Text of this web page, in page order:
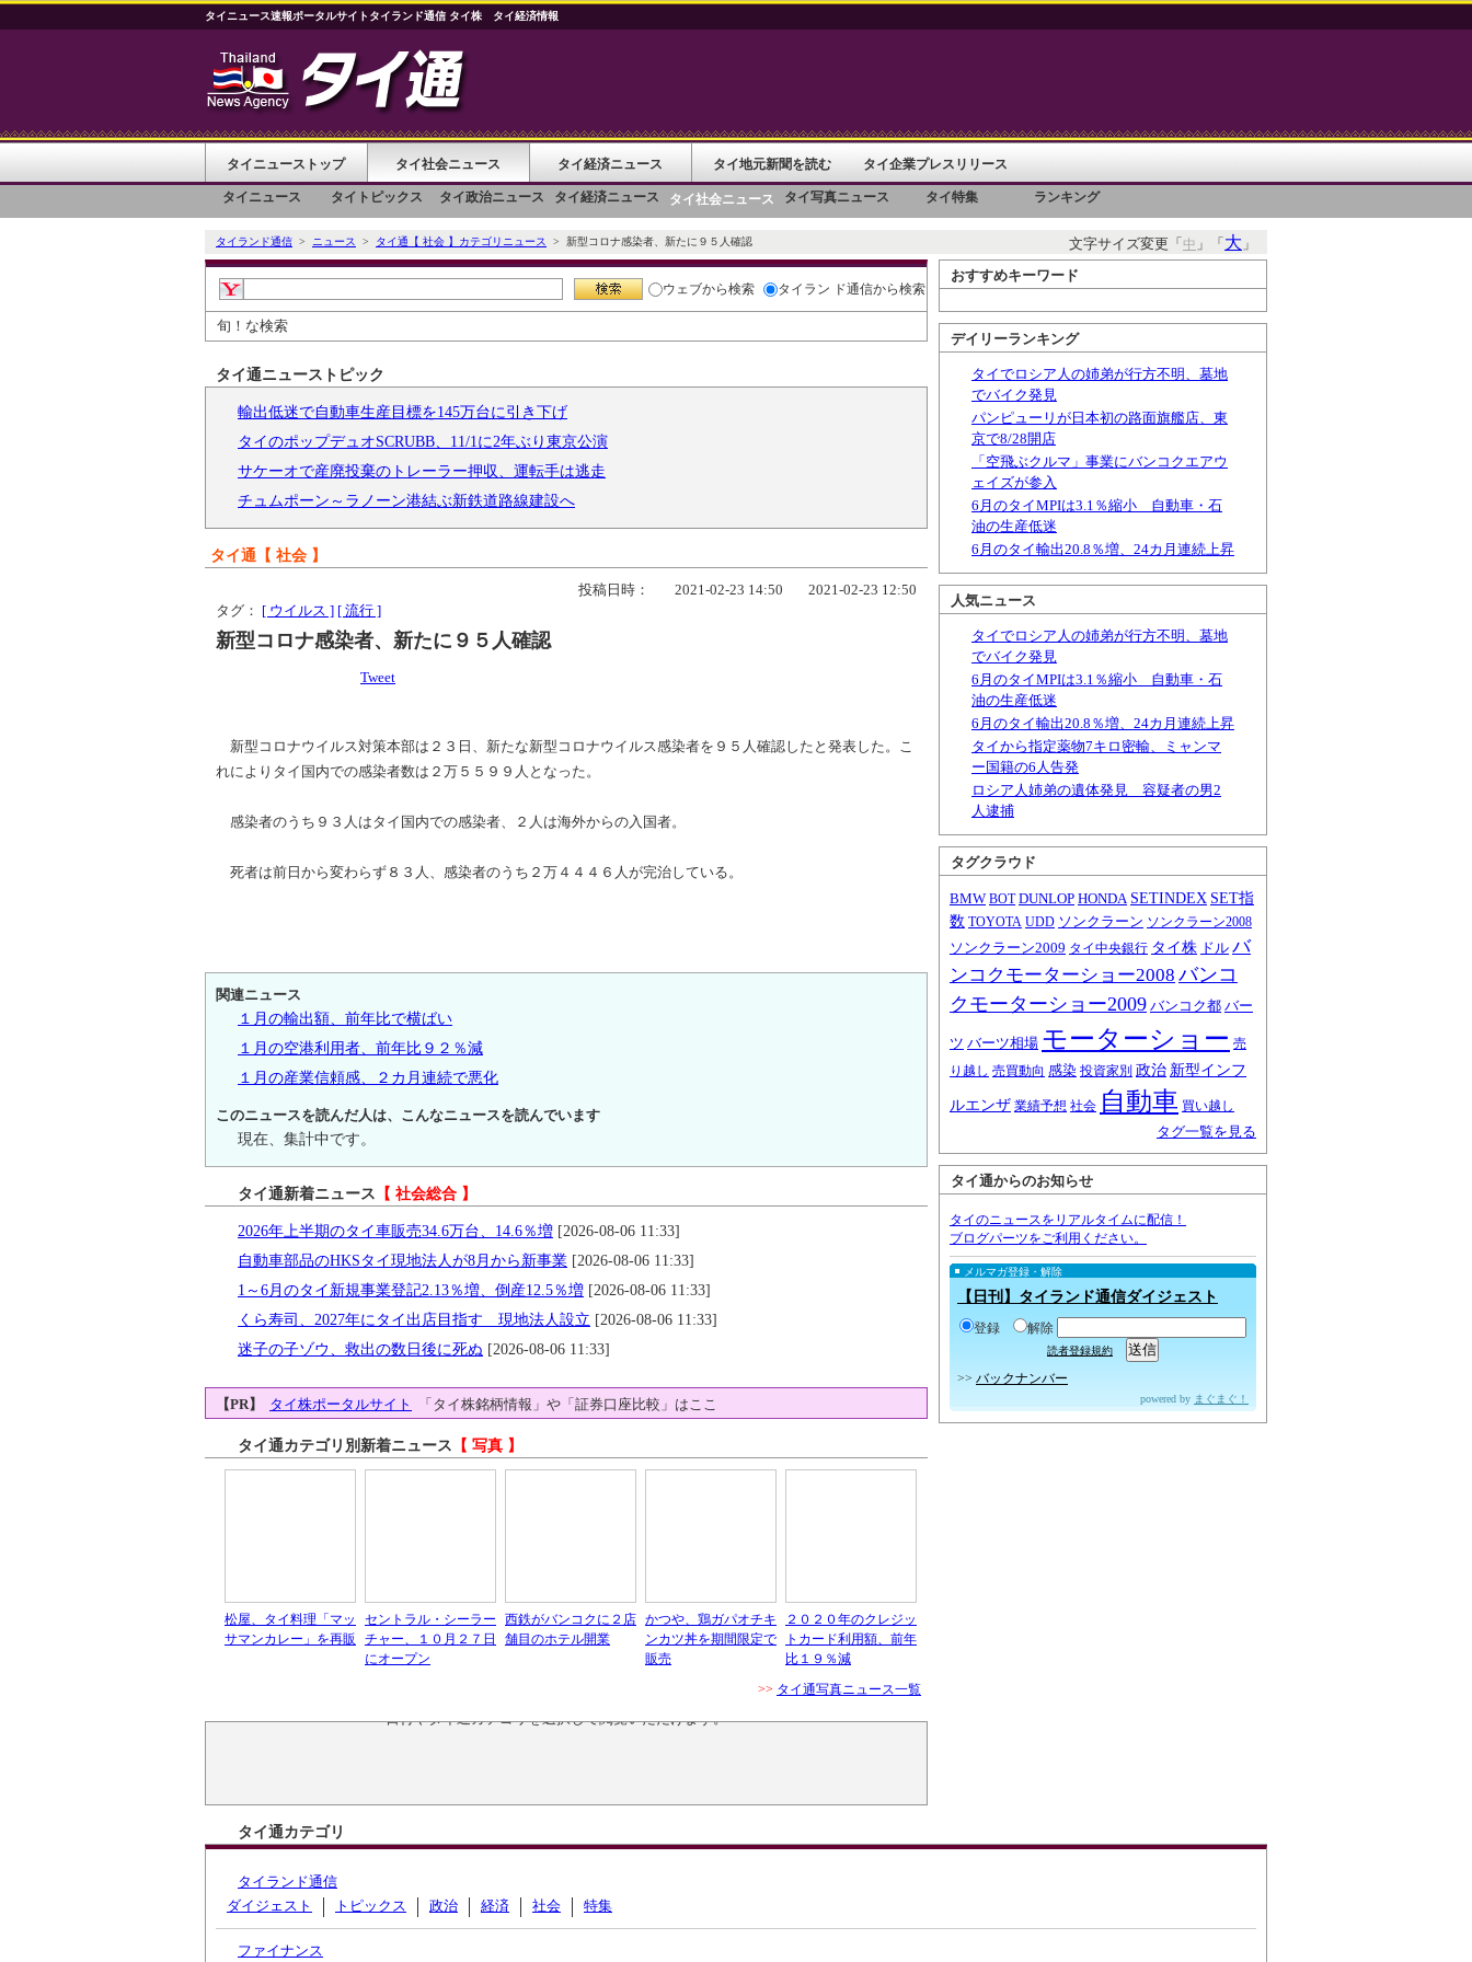
タイニュース速報ポータルサイトタイランド通信 タイ株 タイ経済情報
タイニューストップ タイ社会ニュース タイ経済ニュース タイ地元新聞を読む タイ企業プレスリリース
タイニュース タイトピックス タイ政治ニュース タイ経済ニュース タイ社会ニュース タイ写真ニュース タイ特集 ランキング
タイランド通信 > ニュース > タイ通【 社会 】カテゴリニュース > 新型コロナ感染者、新たに９５人確認 文字サイズ変更「中 」「大 」
ウェブから検索 タイラン ド通信から検索
旬！な検索
タイ通ニューストピック
輸出低迷で自動車生産目標を145万台に引き下げ
タイのポップデュオSCRUBB、11/1に2年ぶり東京公演
サケーオで産廃投棄のトレーラー押収、運転手は逃走
チュムポーン～ラノーン港結ぶ新鉄道路線建設へ
タイ通【 社会 】
投稿日時： 2021-02-23 14:50
2021-02-23 12:50
タグ： [ ウイルス ] [ 流行 ]
新型コロナ感染者、新たに９５人確認
Tweet
新型コロナウイルス対策本部は２３日、新たな新型コロナウイルス感染者を９５人確認したと発表した。こ
れによりタイ国内での感染者数は２万５５９９人となった。
感染者のうち９３人はタイ国内での感染者、２人は海外からの入国者。
死者は前日から変わらず８３人、感染者のうち２万４４４６人が完治している。
関連ニュース
１月の輸出額、前年比で横ばい
１月の空港利用者、前年比９２％減
１月の産業信頼感、２カ月連続で悪化
このニュースを読んだ人は、こんなニュースを読んでいます
現在、集計中です。
タイ通新着ニュース 【 社会総合 】
2026年上半期のタイ車販売34.6万台、14.6％増 [2026-08-06 11:33]
自動車部品のHKSタイ現地法人が8月から新事業 [2026-08-06 11:33]
1～6月のタイ新規事業登記2.13％増、倒産12.5％増 [2026-08-06 11:33]
くら寿司、2027年にタイ出店目指す 現地法人設立 [2026-08-06 11:33]
迷子の子ゾウ、救出の数日後に死ぬ [2026-08-06 11:33]
【PR】 タイ株ポータルサイト 「タイ株銘柄情報」や「証券口座比較」はここ
タイ通カテゴリ別新着ニュース 【 写真 】
松屋、タイ料理「マッ
サマンカレー」を再販
セントラル・シーラー
チャー、１０月２７日
にオープン
西鉄がバンコクに２店
舗目のホテル開業
かつや、鶏ガパオチキ
ンカツ丼を期間限定で
販売
２０２０年のクレジッ
トカード利用額、前年
比１９％減
>> タイ通写真ニュース一覧
日付やタイ通カテゴリを選択して閲覧いただけます。
おすすめキーワード
デイリーランキング
タイでロシア人の姉弟が行方不明、墓地
でバイク発見
パンピューリが日本初の路面旗艦店、東
京で8/28開店
「空飛ぶクルマ」事業にバンコクエアウ
ェイズが参入
6月のタイMPIは3.1％縮小 自動車・石
油の生産低迷
6月のタイ輸出20.8％増、24カ月連続上昇
人気ニュース
タイでロシア人の姉弟が行方不明、墓地
でバイク発見
6月のタイMPIは3.1％縮小 自動車・石
油の生産低迷
6月のタイ輸出20.8％増、24カ月連続上昇
タイから指定薬物7キロ密輸、ミャンマ
ー国籍の6人告発
ロシア人姉弟の遺体発見 容疑者の男2
人逮捕
タグクラウド
BMW BOT DUNLOP HONDA SETINDEX SET指
数 TOYOTA UDD ソンクラーン ソンクラーン2008
ソンクラーン2009 タイ中央銀行 タイ株 ドル バ
ンコクモーターショー2008 バンコ
クモーターショー2009 バンコク都 バー
ツ バーツ相場 モーターショー 売
り越し 売買動向 感染 投資家別 政治 新型インフ
ルエンザ 業績予想 社会 自動車 買い越し
タグ一覧を見る
タイ通からのお知らせ
タイのニュースをリアルタイムに配信！
ブログパーツをご利用ください。
メルマガ登録・解除
【日刊】タイランド通信ダイジェスト
登録 解除
読者登録規約
>> バックナンバー
powered by まぐまぐ！
タイ通カテゴリ
タイランド通信
ダイジェスト
トピックス 政治 経済 社会 特集
ファイナンス